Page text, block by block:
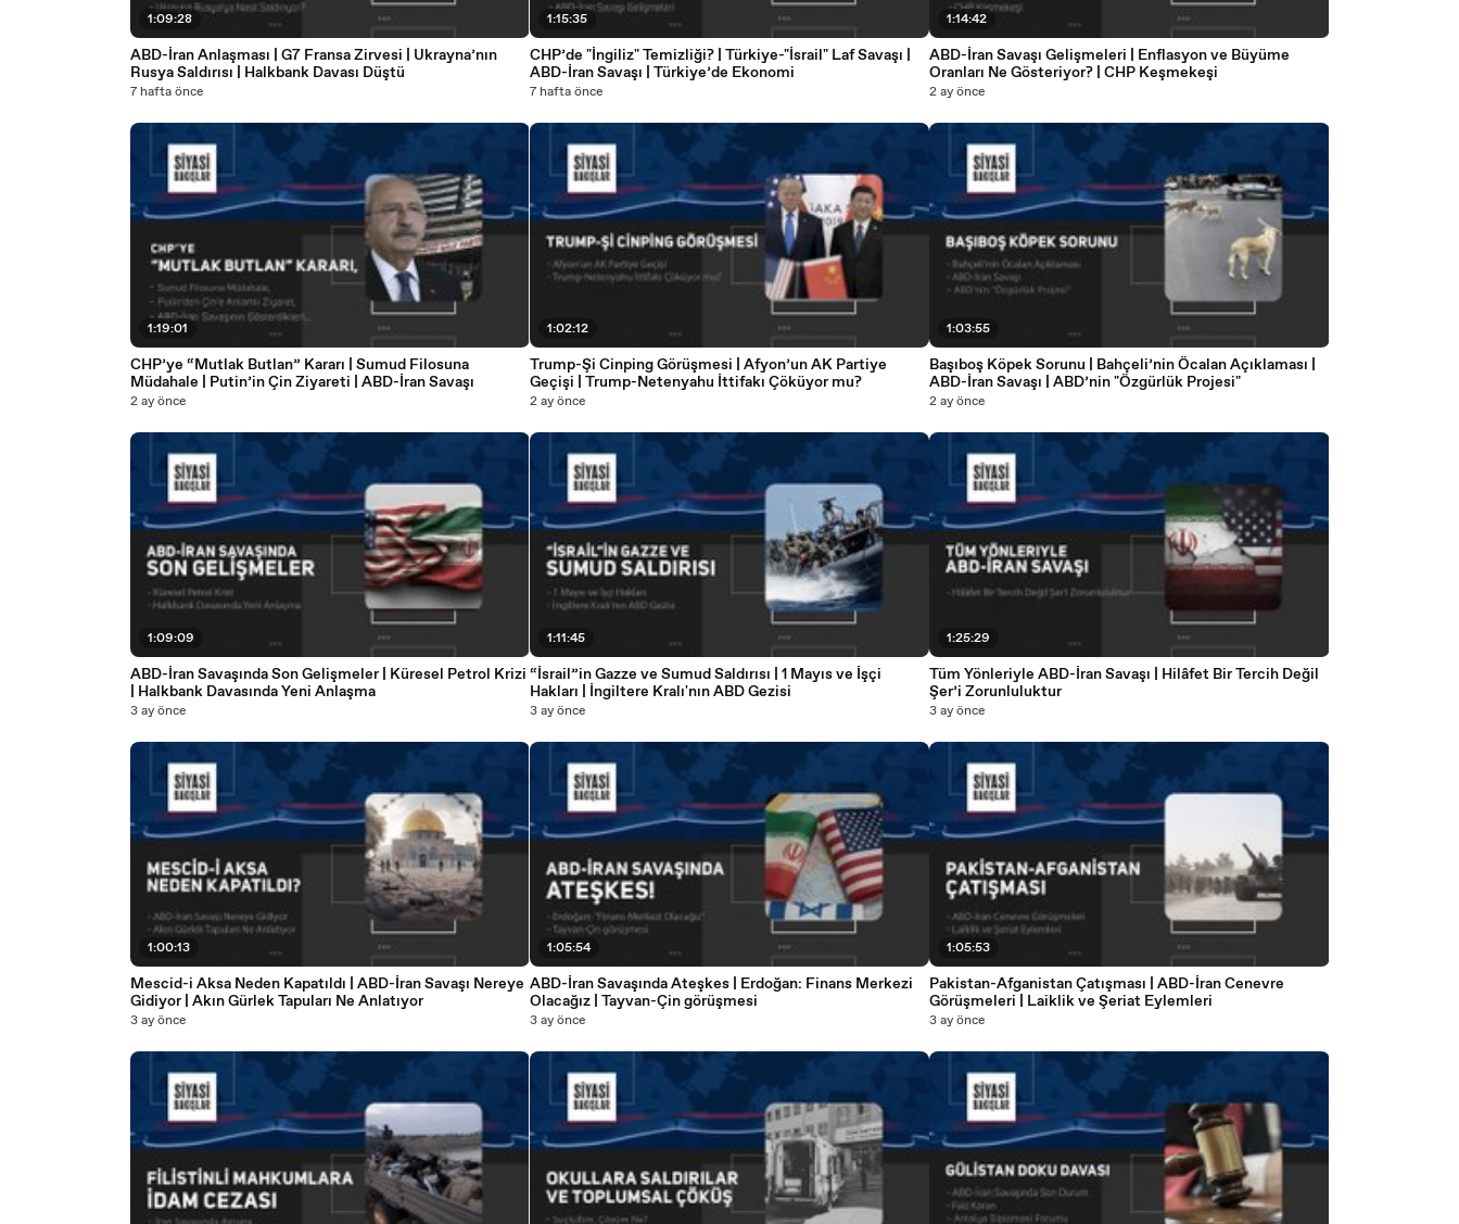
1:09:28
ABD-İran Anlaşması | G7 Fransa Zirvesi | Ukrayna’nın
Rusya Saldırısı | Halkbank Davası Düştü
7 hafta önce
1:19:01
CHP’ye “Mutlak Butlan” Kararı | Sumud Filosuna
Müdahale | Putin’in Çin Ziyareti | ABD-İran Savaşı
2 ay önce
1:09:09
ABD-İran Savaşında Son Gelişmeler | Küresel Petrol Krizi
| Halkbank Davasında Yeni Anlaşma
3 ay önce
1:00:13
Mescid-i Aksa Neden Kapatıldı | ABD-İran Savaşı Nereye
Gidiyor | Akın Gürlek Tapuları Ne Anlatıyor
3 ay önce
1:15:35
CHP’de "İngiliz" Temizliği? | Türkiye-"İsrail" Laf Savaşı |
ABD-İran Savaşı | Türkiye’de Ekonomi
7 hafta önce
1:02:12
Trump-Şi Cinping Görüşmesi | Afyon’un AK Partiye
Geçişi | Trump-Netenyahu İttifakı Çöküyor mu?
2 ay önce
1:11:45
“İsrail”in Gazze ve Sumud Saldırısı | 1 Mayıs ve İşçi
Hakları | İngiltere Kralı'nın ABD Gezisi
3 ay önce
1:05:54
ABD-İran Savaşında Ateşkes | Erdoğan: Finans Merkezi
Olacağız | Tayvan-Çin görüşmesi
3 ay önce
1:14:42
ABD-İran Savaşı Gelişmeleri | Enflasyon ve Büyüme
Oranları Ne Gösteriyor? | CHP Keşmekeşi
2 ay önce
1:03:55
Başıboş Köpek Sorunu | Bahçeli’nin Öcalan Açıklaması |
ABD-İran Savaşı | ABD’nin "Özgürlük Projesi"
2 ay önce
1:25:29
Tüm Yönleriyle ABD-İran Savaşı | Hilâfet Bir Tercih Değil
Şer’i Zorunluluktur
3 ay önce
1:05:53
Pakistan-Afganistan Çatışması | ABD-İran Cenevre
Görüşmeleri | Laiklik ve Şeriat Eylemleri
3 ay önce